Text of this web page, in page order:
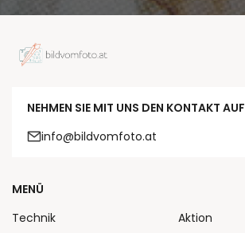
NEHMEN SIE MIT UNS DEN KONTAKT AUF
info@bildvomfoto.at
MENÜ
Technik
Aktion